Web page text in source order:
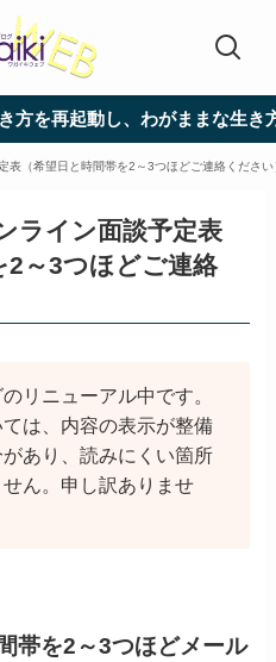
方を再起動し、わがままな生
表（希望日と時間帯を2～3つほどご連絡ください
ライン面談予定表
2～3つほどご連絡
リニューアル中です。
は、内容の表示が整備
あり、読みにくい箇所
ん。申し訳ありませ
帯を2～3つほどメール